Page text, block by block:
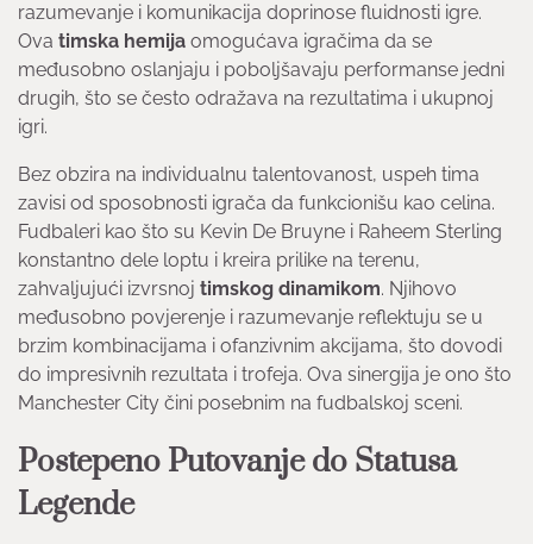
razumevanje i komunikacija doprinose fluidnosti igre.
Ova timska hemija omogućava igračima da se
međusobno oslanjaju i poboljšavaju performanse jedni
drugih, što se često odražava na rezultatima i ukupnoj
igri.
Bez obzira na individualnu talentovanost, uspeh tima
zavisi od sposobnosti igrača da funkcionišu kao celina.
Fudbaleri kao što su Kevin De Bruyne i Raheem Sterling
konstantno dele loptu i kreira prilike na terenu,
zahvaljujući izvrsnoj timskog dinamikom. Njihovo
međusobno povjerenje i razumevanje reflektuju se u
brzim kombinacijama i ofanzivnim akcijama, što dovodi
do impresivnih rezultata i trofeja. Ova sinergija je ono što
Manchester City čini posebnim na fudbalskoj sceni.
Postepeno Putovanje do Statusa
Legende